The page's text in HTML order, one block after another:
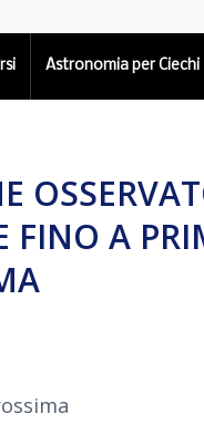
Astronomia per Ciechi
FINO A